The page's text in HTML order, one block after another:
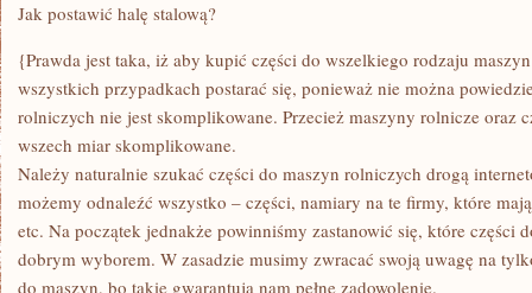
MIEJSCU
CZĘŚCI
DO
Jak postawić halę stalową?
{Prawda jest taka, iż aby kupić części do wszelkiego rodzaju
wszystkich przypadkach postarać się, ponieważ nie można
rolniczych nie jest skomplikowane. Przecież maszyny rolnicze oraz
wszech miar skomplikowane.
Należy naturalnie szukać części do maszyn rolniczych drogą
możemy odnaleźć wszystko – części, namiary na te firmy, które
etc. Na początek jednakże powinniśmy zastanowić się, które części
dobrym wyborem. W zasadzie musimy zwracać swoją uwagę na
do maszyn, bo takie gwarantują nam pełne zadowolenie.